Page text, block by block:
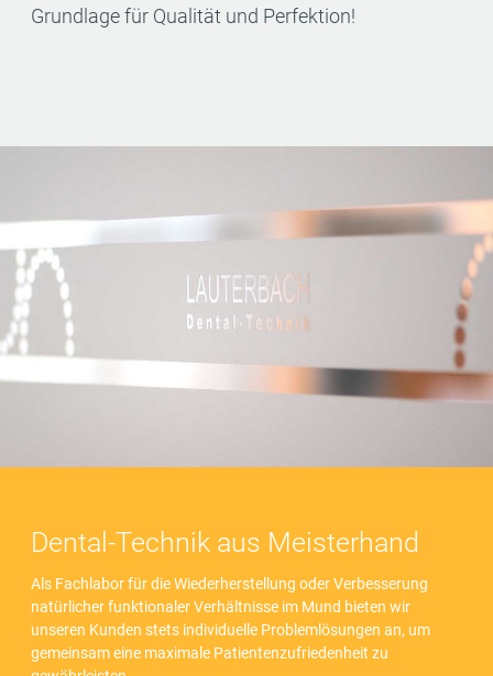
Grundlage für Qualität und Perfektion!
Dental-Technik aus Meisterhand
Als Fachlabor für die Wiederherstellung oder Verbesserung
natürlicher funktionaler Verhältnisse im Mund bieten wir
unseren Kunden stets individuelle Problemlösungen an, um
gemeinsam eine maximale Patientenzufriedenheit zu